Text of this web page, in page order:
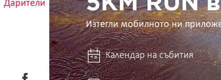
Дарители
Изтегли мобилното ни
Календар на събития